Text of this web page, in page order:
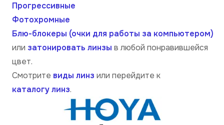
Прогрессивные
Фотохромные
Блю-блокеры (очки для работы за компьютером)
или затонировать линзы в любой понравившейся
цвет.
Смотрите виды линз или перейдите к
каталогу линз.